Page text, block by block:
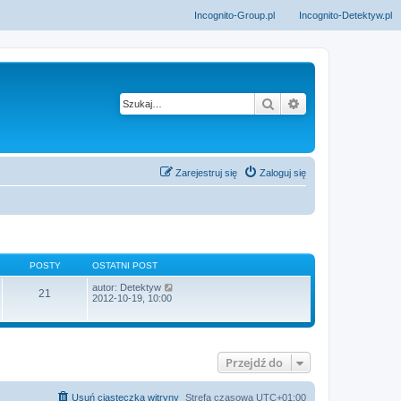
Incognito-Detektyw.pl
Incognito-Group.pl
Szukaj
Zaloguj się
Zarejestruj się
POSTY OSTATNI POST
21 autor: Detektyw
i
a
j
2012-10-19, 10:00
Przejdź do
Strefa czasowa UTC+01:00
Usuń ciasteczka witryny